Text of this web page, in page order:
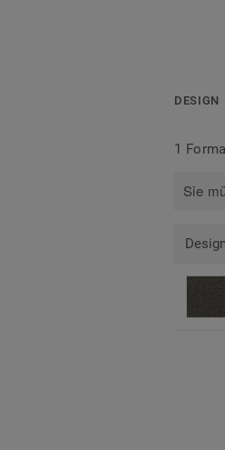
DESIGN
1
Sie
Design